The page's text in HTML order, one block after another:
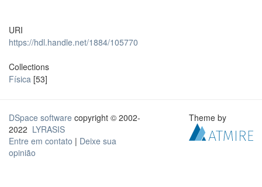
URI
https://hdl.handle.net/1884/105770
Collections
Física [53]
DSpace software copyright © 2002-
2022 LYRASIS
Entre em contato | Deixe sua
opinião
Theme by